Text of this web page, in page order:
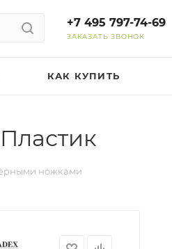
+7 495 797-74-69
ЗАКАЗАТЬ ЗВОНОК
КАК КУПИТЬ
ножками